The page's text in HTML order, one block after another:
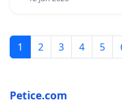
1 2 3 4 5
Petice.com